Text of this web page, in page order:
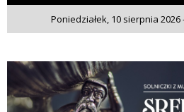
Poniedziałek, 10 sierpnia